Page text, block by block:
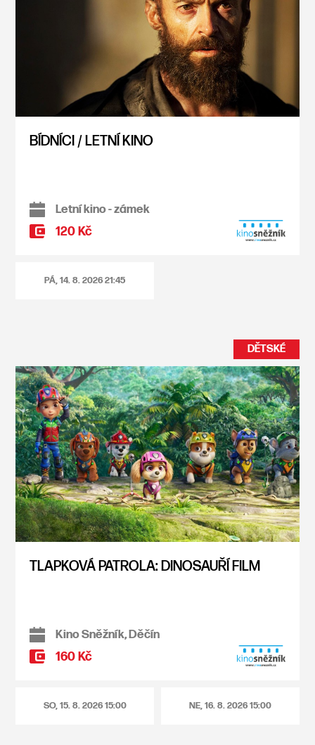
BÍDNÍCI / LETNÍ KINO
Letní kino - zámek
120 Kč
PÁ, 14. 8. 202621:45
DĚTSKÉ
TLAPKOVÁ PATROLA: DINOSAUŘÍ FILM
Kino Sněžník, Děčín
160 Kč
SO, 15. 8. 202615:00 NE, 16. 8. 202615:00